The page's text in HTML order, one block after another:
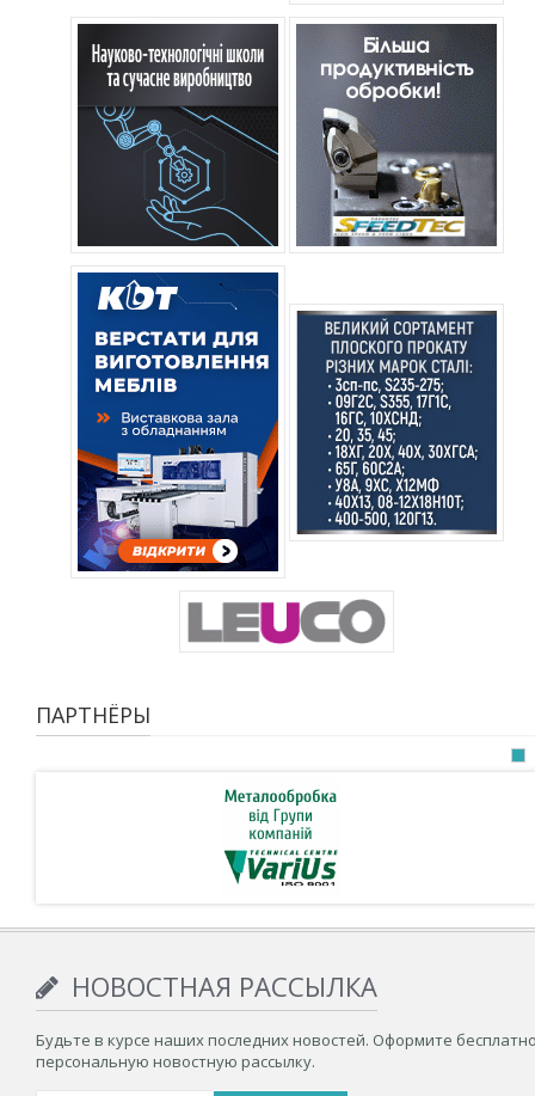
ПАРТНЁРЫ
НОВОСТНАЯ РАССЫЛКА
Будьте в курсе наших последних новостей. Оформите
персональную новостную рассылку.